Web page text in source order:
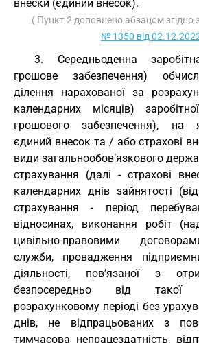
внески (єдиний внесок).
( Пункт 2 доповнено абзацом
№ 1350 від
3. Середньоденна
грошове забезпечення)
ділення нарахованої за
календарних місяців)
грошового забезпечення), на
єдиний внесок та / або страхові
види загальнообов’язкового
страхування (далі - страхові
календарних днів зайнятості
страхування - період
відносинах, виконання робіт
цивільно-правовими
служби, провадження
діяльності, пов’язаної з
безпосередньо від такої
розрахунковому періоді без
днів, не відпрацьованих з
тимчасова непрацездатність,